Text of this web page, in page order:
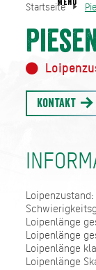
Startseite
Kontakt
Loipenzustand:
Loipenlänge
Loipenlänge
Loipenlänge
Loipenlänge
Startseite
MENU